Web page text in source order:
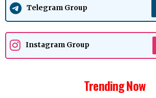
Telegram Group
Instagram Group
Trending Now